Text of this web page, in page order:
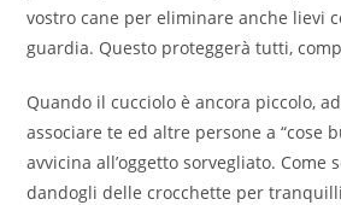
vostro cane per eliminare anche lievi
guardia. Questo proteggerà tutti,
Quando il cucciolo è ancora piccolo,
associare te ed altre persone a “cose
avvicina all’oggetto sorvegliato. Come
dandogli delle crocchette per